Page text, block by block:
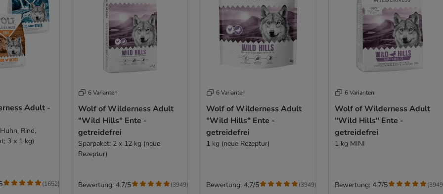
Adult -
Rind,
3 x 1 kg)
(1652)
6 Varianten
Wolf of Wilderness Adult
"Wild Hills" Ente -
getreidefrei
Sparpaket: 2 x 12 kg (neue
Rezeptur)
Bewertung: 4.7/5 (3949)
6 Varianten
Wolf of Wilderness Adult
"Wild Hills" Ente -
getreidefrei
1 kg (neue Rezeptur)
Bewertung: 4.7/5 (3949)
6 Varianten
Wolf of Wilderness Adult
"Wild Hills" Ente -
getreidefrei
1 kg MINI
Bewertung: 4.7/5 (3949